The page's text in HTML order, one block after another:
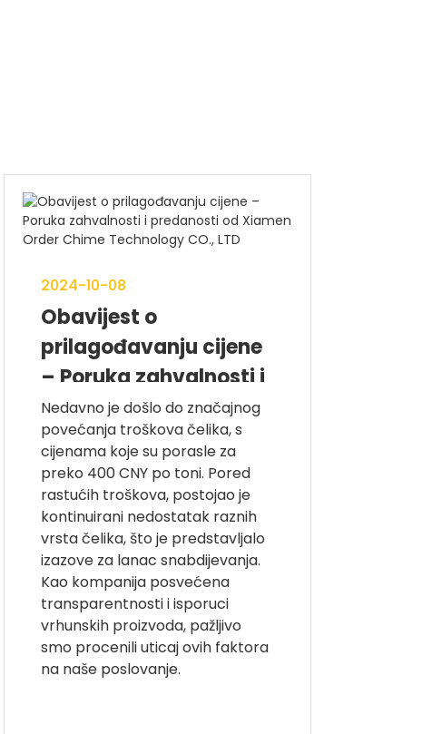
2024-10-08
Obavijest o
prilagođavanju cijene
– Poruka zahvalnosti i
predanosti od Xiamen
Order Chime
Technology CO., LTD
Nedavno je došlo do značajnog
povećanja troškova čelika, s
cijenama koje su porasle za
preko 400 CNY po toni. Pored
rastućih troškova, postojao je
kontinuirani nedostatak raznih
vrsta čelika, što je predstavljalo
izazove za lanac snabdijevanja.
Kao kompanija posvećena
transparentnosti i isporuci
vrhunskih proizvoda, pažljivo
smo procenili uticaj ovih faktora
na naše poslovanje.